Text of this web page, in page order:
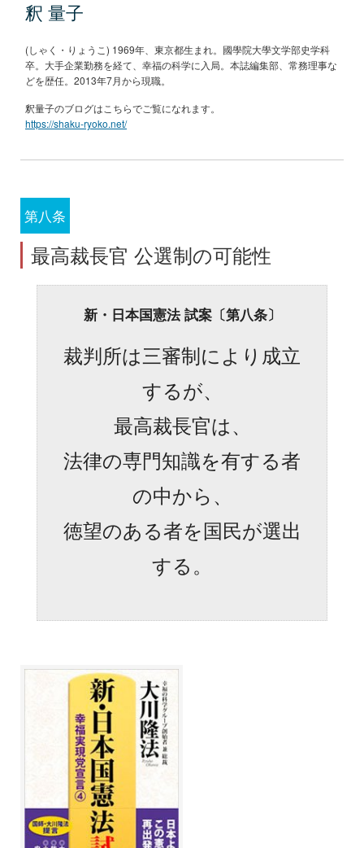
釈 量子
(しゃく・りょうこ) 1969年、東京都生まれ。國學院大學文学部史学科
卒。大手企業勤務を経て、幸福の科学に入局。本誌編集部、常務理事な
どを歴任。2013年7月から現職。
釈量子のブログはこちらでご覧になれます。
https://shaku-ryoko.net/
第八条
最高裁長官 公選制の可能性
新・日本国憲法 試案〔第八条〕
裁判所は三審制により成立
するが、
最高裁長官は、
法律の専門知識を有する者
の中から、
徳望のある者を国民が選出
する。